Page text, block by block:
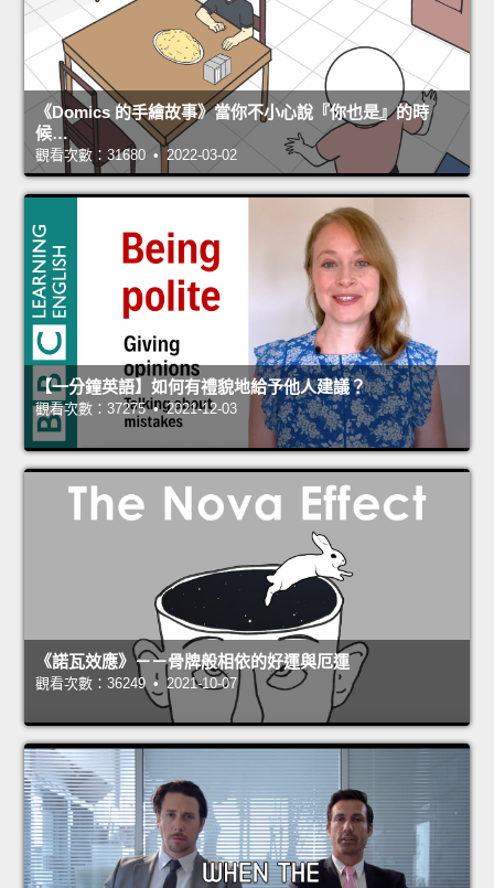
《Domics 的手繪故事》當你不小心說『你也是』的時
候…
觀看次數：31680 • 2022-03-02
【一分鐘英語】如何有禮貌地給予他人建議？
觀看次數：37275 • 2021-12-03
《諾瓦效應》－－骨牌般相依的好運與厄運
觀看次數：36249 • 2021-10-07